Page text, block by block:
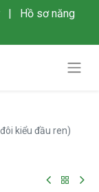
|
Hồ sơ năng
kiểu đầu ren)